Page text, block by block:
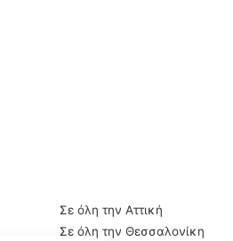
Σε όλη την Αττική
Σε όλη την Θεσσαλονίκη